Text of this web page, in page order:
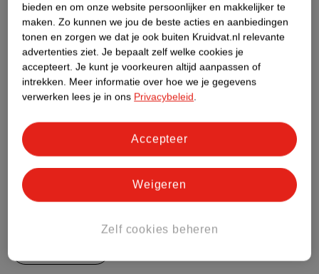
Productinformatie
Nature Impact Score
Dit product heeft (nog) geen Nature
Impact Score.
Bestel & Bezorginformatie
bieden en om onze website persoonlijker en makkelijker te
maken. Zo kunnen we jou de beste acties en aanbiedingen
tonen en zorgen we dat je ook buiten Kruidvat.nl relevante
advertenties ziet. Je bepaalt zelf welke cookies je
accepteert. Je kunt je voorkeuren altijd aanpassen of
intrekken. Meer informatie over hoe we je gegevens
verwerken lees je in ons Privacybeleid.
Zelf cookies beheren
Weigeren
Accepteer